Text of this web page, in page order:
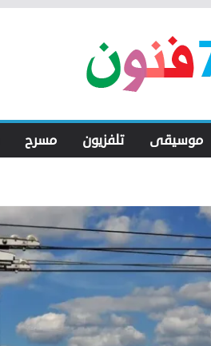
موسيقى تلفزيون مسرح